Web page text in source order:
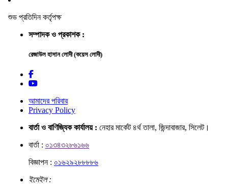
শুভ প্রতিদিন কর্তৃপক্ষ
সম্পাদক ও প্রকাশক :
রেজাউল হাসান লোদী (কয়েস লোদী)
আমাদের পরিবার
Privacy Policy
বার্তা ও বাণিজ্যিক কার্যালয় : নেহার মার্কেট ৪র্থ তালা, জিন্দাবাজার, সিলেট।
বার্তা : ০১৩৪৩২৮৬১৬৬
বিজ্ঞাপন : ০১৬২৯২৮৮৮৮৬
ইমেইল :